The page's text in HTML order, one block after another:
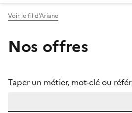
Voir le fil d’Ariane
Nos offres
Taper un métier, mot-clé ou